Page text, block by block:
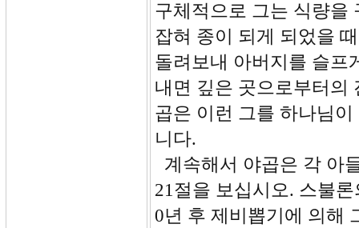
구체적으로 그는 식량을
잡혀 종이 되게 되었을
돌려보내 아버지를 슬프
내면 깊은 곳으로부터의
곱은 이런 그를 하나님
니다.
계속해서 야곱은 각 아
21절을 보십시오. 스불
0년 후 제비뽑기에 의해